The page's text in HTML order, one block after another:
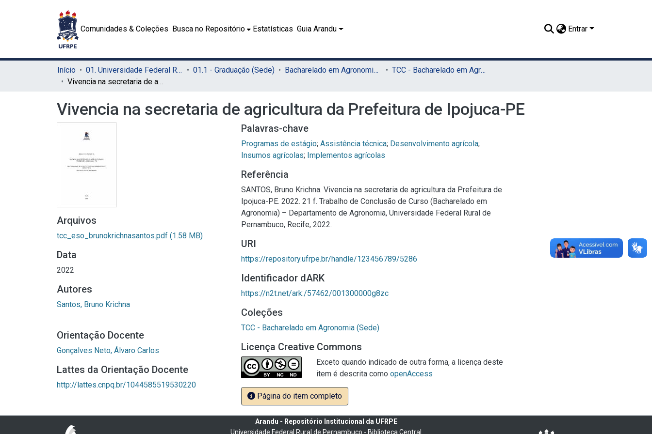
Comunidades & Coleções Busca no Repositório Estatísticas Guia Arandu Entrar
Início 01. Universidade Federal Rural de Pernambuco - UFRPE (Sede) 01.1 - Graduação (Sede) Bacharelado em Agronomia (Sede)
TCC - Bacharelado em Agronomia (Sede)
Vivencia na secretaria de agricultura da Prefeitura de Ipojuca-PE
Vivencia na secretaria de agricultura da Prefeitura de Ipojuca-PE
Arquivos
tcc_eso_brunokrichnasantos.pdf (1.58 MB)
Data
2022
Autores
Santos, Bruno Krichna
Orientação Docente
Gonçalves Neto, Álvaro Carlos
Lattes da Orientação Docente
http://lattes.cnpq.br/1044585519530220
Palavras-chave
Programas de estágio; Assistência técnica; Desenvolvimento agrícola;
Insumos agrícolas; Implementos agrícolas
Referência
SANTOS, Bruno Krichna. Vivencia na secretaria de agricultura da Prefeitura de
Ipojuca-PE. 2022. 21 f. Trabalho de Conclusão de Curso (Bacharelado em
Agronomia) – Departamento de Agronomia, Universidade Federal Rural de
Pernambuco, Recife, 2022.
URI
https://repository.ufrpe.br/handle/123456789/5286
Identificador dARK
https://n2t.net/ark:/57462/001300000g8zc
Coleções
TCC - Bacharelado em Agronomia (Sede)
Licença Creative Commons
Exceto quando indicado de outra forma, a licença deste
item é descrita como openAccess
Página do item completo
Arandu - Repositório Institucional da UFRPE
Universidade Federal Rural de Pernambuco - Biblioteca Central